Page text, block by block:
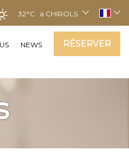
32°C à CHIROLS
NEWS RÉSERVER